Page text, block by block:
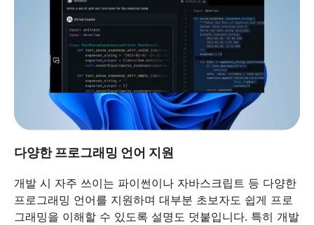
다양한 프로그래밍 언어 지원
개발 시 자주 쓰이는 파이썬이나 자바스크립트 등 다양한
프로그래밍 언어를 지원하며 대부분 초보자도 쉽게 프로
그래밍을 이해할 수 있도록 설명도 덧붙입니다. 특히 개발